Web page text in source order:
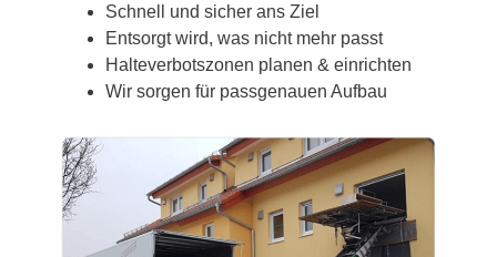
Schnell und sicher ans Ziel
Entsorgt wird, was nicht mehr passt
Halteverbotszonen planen & einrichten
Wir sorgen für passgenauen Aufbau